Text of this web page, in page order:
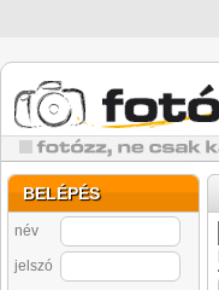
BELÉPÉS
név
jelszó